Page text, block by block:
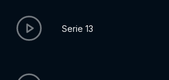
Serie 13